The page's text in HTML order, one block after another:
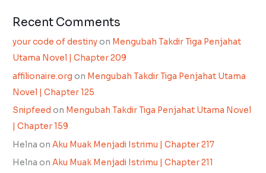
Recent Comments
your code of destinyon Mengubah Takdir Tiga Penjahat
Utama Novel | Chapter 209
affilionaire.org on Mengubah Takdir Tiga Penjahat Utama
Novel | Chapter 125
Snipfeed on Mengubah Takdir Tiga Penjahat Utama Novel
| Chapter 159
Helna onAku Muak Menjadi Istrimu | Chapter 217
Helna onAku Muak Menjadi Istrimu | Chapter 211